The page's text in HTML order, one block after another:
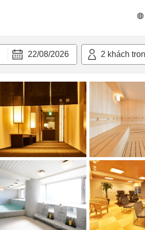
22/08/2026 2 khách